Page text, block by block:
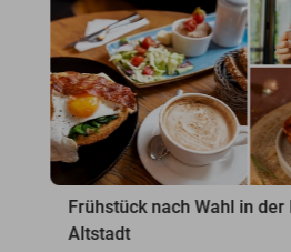
Frühstück nach Wahl in
Altstadt